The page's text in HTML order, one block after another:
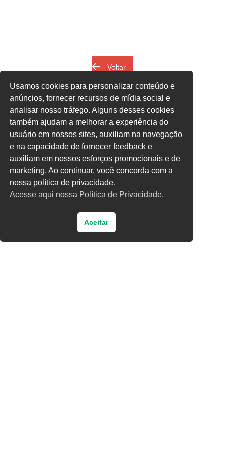
Voltar
Usamos cookies para personalizar conteúdo e
anúncios, fornecer recursos de mídia social e
analisar nosso tráfego. Alguns desses cookies
também ajudam a melhorar a experiência do
usuário em nossos sites, auxiliam na navegação
e na capacidade de fornecer feedback e
auxiliam em nossos esforços promocionais e de
marketing. Ao continuar, você concorda com a
nossa política de privacidade.
Acesse aqui nossa Política de Privacidade.
Aceitar